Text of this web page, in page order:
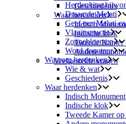
Geschiedenis
Waar herdenken
Indisch
Indische klok
Tweede Kamer
Andere
Veelgestelde vragen
Herdenking
Draag de Melati
Geef een Melati
Vlaginstructie
Zonnebloemen
Word donateur
Waarom herdenken
Wie & wat
Geschiedenis
Waar herdenken
Indisch Monument
Indische klok
Tweede Kamer op